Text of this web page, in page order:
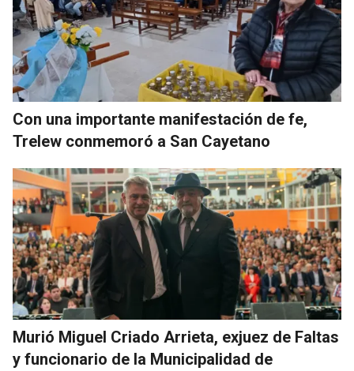
Con una importante manifestación de fe,
Trelew conmemoró a San Cayetano
Murió Miguel Criado Arrieta, exjuez de Faltas
y funcionario de la Municipalidad de